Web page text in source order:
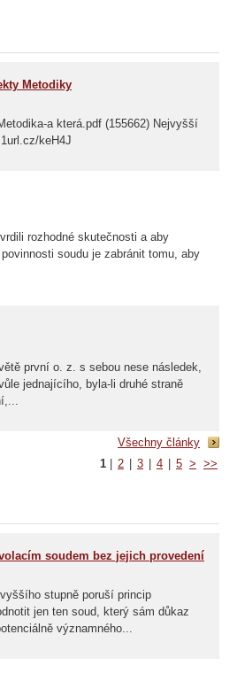
Metodiky
a která.pdf (155662) Nejvyšší
keH4J
rozhodné skutečnosti a aby
soudu je zabránit tomu, aby
první o. z. s sebou nese následek,
jednajícího, byla-li druhé straně
Všechny články
1 2 3 4 5 > >>
soudem bez jejich provedení
stupně poruší princip
jen ten soud, který sám důkaz
významného...